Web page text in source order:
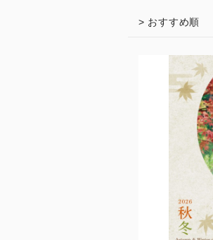
> おすすめ順